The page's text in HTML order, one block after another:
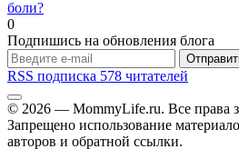
боли?
0
Подпишись на обновления блога
RSS подписка 578 читателей
© 2026 — MommyLife.ru. Все права
Запрещено использование
авторов и обратной ссылки.